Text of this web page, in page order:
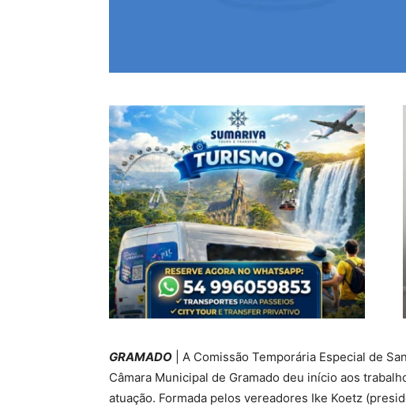
GRAMADO | A Comissão Temporária Especial de
Câmara Municipal de Gramado deu início aos
atuação. Formada pelos vereadores Ike Koetz